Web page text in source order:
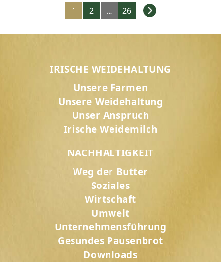
1 2 … 26
IRISCHE WEIDEHALTUNG
Unsere Farmen
Unsere Weidehaltung
Unser Anspruch
Irische Weidemilch
NACHHALTIGKEIT
Weg der Butter
Soziales
Wirtschaft
Umwelt
Unternehmensführung
Gesundes Pausenbrot
Downloads